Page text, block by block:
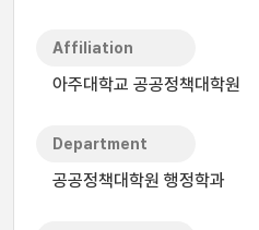
Affiliation
아주대학교 공공정책대학원
Department
공공정책대학원 행정학과